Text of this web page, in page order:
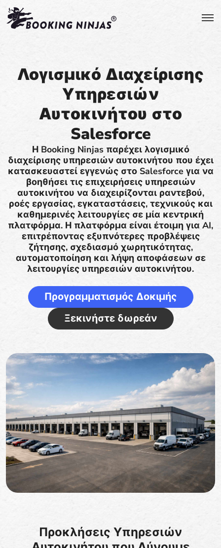
Λογισμικό Διαχείρισης
Υπηρεσιών
Αυτοκινήτου στο
Salesforce
Η Booking Ninjas παρέχει λογισμικό
διαχείρισης υπηρεσιών αυτοκινήτου που έχει
κατασκευαστεί εγγενώς στο Salesforce για να
βοηθήσει τις επιχειρήσεις υπηρεσιών
αυτοκινήτου να διαχειρίζονται ραντεβού,
ροές εργασίας, εγκαταστάσεις, τεχνικούς και
καθημερινές λειτουργίες σε μία κεντρική
πλατφόρμα. Η πλατφόρμα είναι έτοιμη για AI,
επιτρέποντας εξυπνότερες προβλέψεις
ζήτησης, σχεδιασμό χωρητικότητας,
αυτοματοποίηση και λήψη αποφάσεων σε
λειτουργίες υπηρεσιών αυτοκινήτου.
Προγραμματισμός Δοκιμής
Ξεκινήστε δωρεάν
Προκλήσεις Υπηρεσιών